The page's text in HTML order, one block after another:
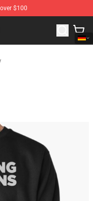
$100
Sleeping With